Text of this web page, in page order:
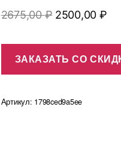
2675,00₽
составляла
2675,00 ₽.
2500,00 ₽
ЗАКАЗАТЬ СО
Артикул: 1798ced9a5ee